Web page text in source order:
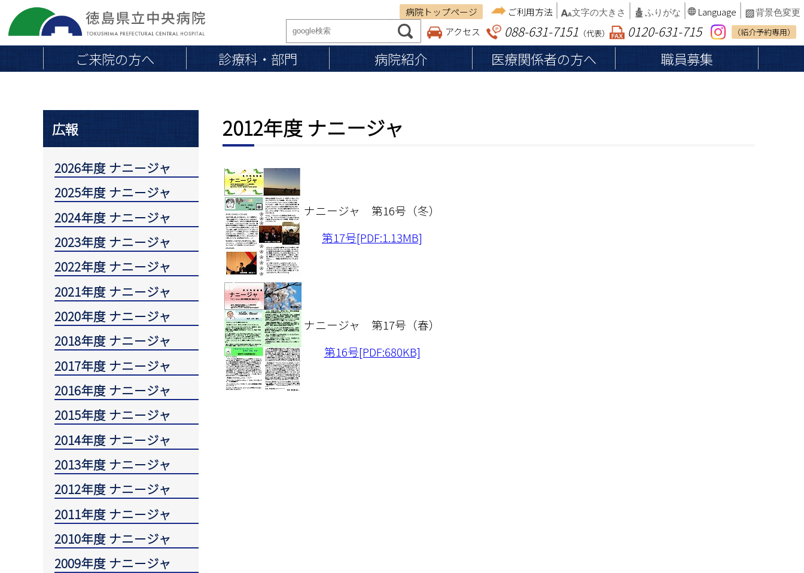
病院トップページ ご利用方法 文字の大きさ ふりがな Language 背景色変更
アクセス 088-631-7151 （代表） 0120-631-715 （紹介予約専用）
ご来院の方へ 診療科・部門 病院紹介 医療関係者の方へ 職員募集
初めて受診される方へ
通院中・再診の方へ
救急外来
専門外来
会計とお支払い
入院のご案内
入院費用・お支払い
入院中の生活
院長挨拶 基本理念
当院の概要・沿革
施設認定・施設基準
病院組織図
交通アクセス・駐車場
医療体制
取り組み
個人情報の保護
職員負担軽減のお願い
地域連携医の皆さまへ 医療従事者の皆さまへ
広報
2026年度 ナニージャ
2025年度 ナニージャ
2024年度 ナニージャ
2023年度 ナニージャ
2022年度 ナニージャ
2021年度 ナニージャ
2020年度 ナニージャ
2018年度 ナニージャ
2017年度 ナニージャ
2016年度 ナニージャ
2015年度 ナニージャ
2014年度 ナニージャ
2013年度 ナニージャ
2012年度 ナニージャ
2011年度 ナニージャ
2010年度 ナニージャ
2009年度 ナニージャ
2012年度 ナニージャ
ナニージャ 第16号（冬）
第17号[PDF:1.13MB]
ナニージャ 第17号（春）
第16号[PDF:680KB]